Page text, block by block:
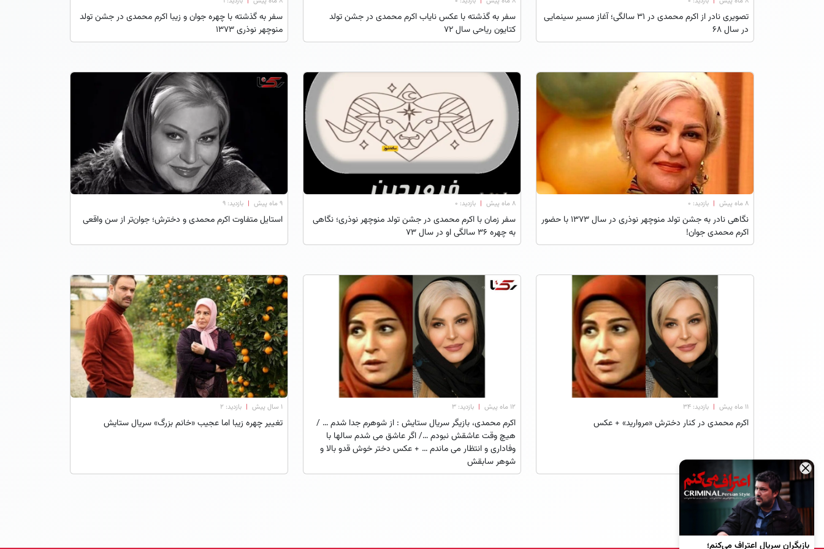
تصویری نادر از اکرم محمدی در 31 سالگی؛ آغاز مسیر سینمایی
در سال 68
سفر به گذشته با عکس نایاب اکرم محمدی در جشن تولد
کتایون ریاحی سال ۷۲
سفر به گذشته با چهره جوان و زیبا اکرم محمدی در جشن تولد
منوچهر نوذری ۱۳۷۳
۸ ماه پیش | بازدید: 0
نگاهی نادر به جشن تولد منوچهر نوذری در سال ۱۳۷۳ با حضور
اکرم محمدی جوان!
۸ ماه پیش | بازدید: 0
سفر زمان با اکرم محمدی در جشن تولد منوچهر نوذری؛ نگاهی
به چهره ۳۶ سالگی او در سال ۷۳
۹ ماه پیش | بازدید: 9
استایل متفاوت اکرم محمدی و دخترش؛ جوان‌تر از سن واقعی
۱۱ ماه پیش | بازدید: 34
اکرم محمدی در کنار دخترش «مروارید» + عکس
۱۲ ماه پیش | بازدید: 3
اکرم محمدی، بازیگر سریال ستایش : از شوهرم جدا شدم … /
هیچ وقت عاشقش نبودم …/ اگر عاشق می شدم سالها با
وفاداری و انتظار می ماندم … + عکس دختر خوش قدو بالا و
شوهر سابقش
۱ سال پیش | بازدید: 2
تغییر چهره زیبا اما عجیب «خانم بزرگ» سریال ستایش
×
بازیگران سریال اعتراف می‌کنم؛